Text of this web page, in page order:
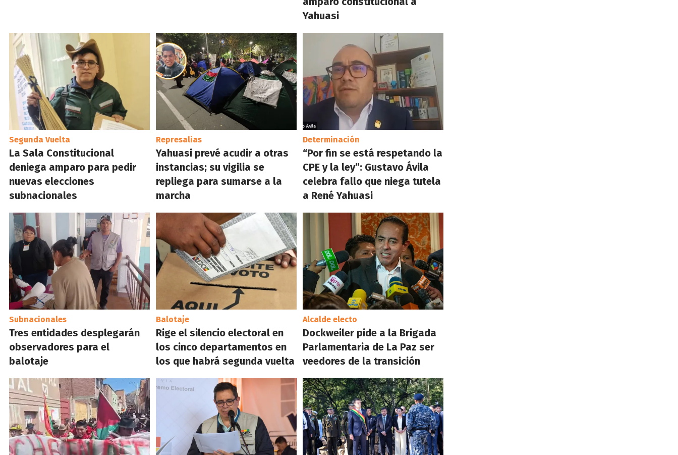
Yahuasi
Segunda Vuelta
La Sala Constitucional
deniega amparo para pedir
nuevas elecciones
subnacionales
Represalias
Yahuasi prevé acudir a otras
instancias; su vigilia se
repliega para sumarse a la
marcha
Determinación
“Por fin se está respetando la
CPE y la ley”: Gustavo Ávila
celebra fallo que niega tutela
a René Yahuasi
Subnacionales
Tres entidades desplegarán
observadores para el
balotaje
Balotaje
Rige el silencio electoral en
los cinco departamentos en
los que habrá segunda vuelta
Alcalde electo
Dockweiler pide a la Brigada
Parlamentaria de La Paz ser
veedores de la transición